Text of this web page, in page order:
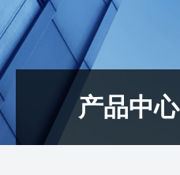
产品中心